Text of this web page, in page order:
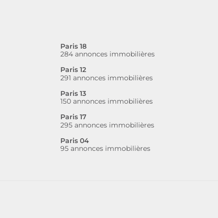
Paris 18
284 annonces immobilières
Paris 12
291 annonces immobilières
Paris 13
150 annonces immobilières
Paris 17
295 annonces immobilières
Paris 04
95 annonces immobilières